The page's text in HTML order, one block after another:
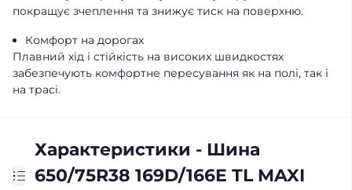
покращує зчеплення та знижує тиск на поверхню.
Комфорт на дорогах
Плавний хід і стійкість на високих швидкостях
забезпечують комфортне пересування як на полі, так і
на трасі.
Характеристики - Шина
650/75R38 169D/166E TL MAXI